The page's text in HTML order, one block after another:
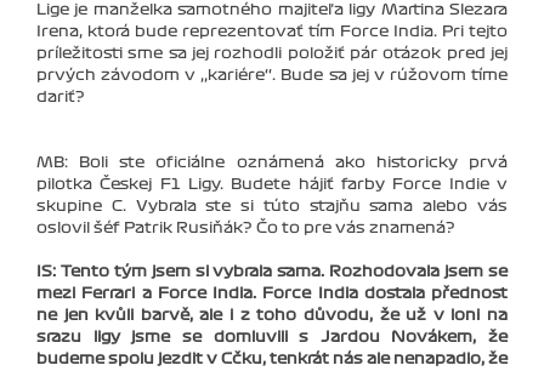
Lige je manželka samotného majiteľa ligy Martina Slezara
Irena, ktorá bude reprezentovať tím Force India. Pri tejto
príležitosti sme sa jej rozhodli položiť pár otázok pred jej
prvých závodom v ‚‚kariére‘‘. Bude sa jej v rúžovom tíme
dariť?
MB: Boli ste oficiálne oznámená ako historicky prvá
pilotka Českej F1 Ligy. Budete hájiť farby Force Indie v
skupine C. Vybrala ste si túto stajňu sama alebo vás
oslovil šéf Patrik Rusiňák? Čo to pre vás znamená?
IS: Tento tým jsem si vybrala sama. Rozhodovala jsem se
mezi Ferrari a Force India. Force India dostala přednost
ne jen kvůli barvě, ale i z toho důvodu, že už v loni na
srazu ligy jsme se domluvili s Jardou Novákem, že
budeme spolu jezdit v Cčku, tenkrát nás ale nenapadlo, že